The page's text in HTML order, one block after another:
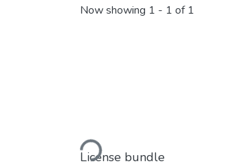
Now showing 1 - 1 of 1
Loading...
License bundle